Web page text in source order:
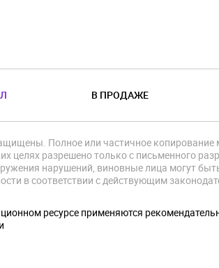
В ПРОДАЖЕ
Полное или частичное копирование
целях разрешено только с письменного
нарушений, виновные лица могут
в соответствии с действующим
ресурсе применяются